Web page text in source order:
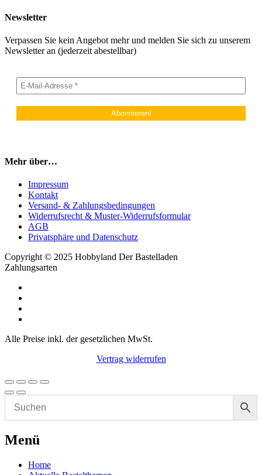
Newsletter
Verpassen Sie kein Angebot mehr und melden Sie sich zu unserem
Newsletter an (jederzeit abestellbar)
Mehr über…
Impressum
Kontakt
Versand- & Zahlungsbedingungen
Widerrufsrecht & Muster-Widerrufsformular
AGB
Privatsphäre und Datenschutz
Copyright © 2025 Hobbyland Der Bastelladen
Zahlungsarten
Alle Preise inkl. der gesetzlichen MwSt.
Vertrag widerrufen
Menü
Home